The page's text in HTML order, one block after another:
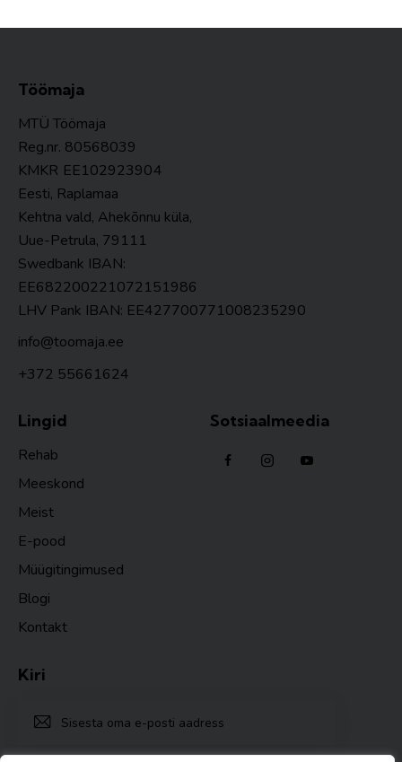
Töömaja
MTÜ Töömaja
Reg.nr. 80568039
KMKR EE102923904
Eesti, Raplamaa
Kehtna vald, Ahekõnnu küla,
Uue-Petrula, 79111
Swedbank IBAN:
EE682200221072151986
LHV Pank IBAN: EE427700771008235290
info@toomaja.ee
+372 55661624
Lingid
Rehab
Meeskond
Meist
E-pood
Müügitingimused
Blogi
Kontakt
Sotsiaalmeedia
Kiri